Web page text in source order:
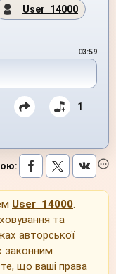
User_14000
03:59
1
:
User_14000.
та
авторської
законним
що ваші права